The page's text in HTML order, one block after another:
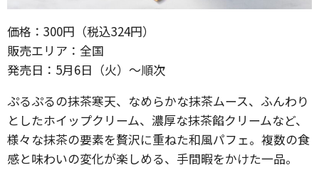
価格：300円（税込324円）
販売エリア：全国
発売日：5月6日（火）〜順次
ぷるぷるの抹茶寒天、なめらかな抹茶ムース、ふんわり
としたホイップクリーム、濃厚な抹茶餡クリームなど、
様々な抹茶の要素を贅沢に重ねた和風パフェ。複数の食
感と味わいの変化が楽しめる、手間暇をかけた一品。